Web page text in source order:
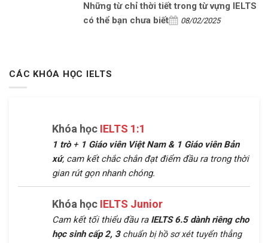
Những từ chỉ thời tiết trong từ vựng IELTS
có thể bạn chưa biết
08/02/2025
CÁC KHÓA HỌC IELTS
Khóa học IELTS 1:1
1 trò+ 1 Giáo viên Việt Nam & 1 Giáo viên Bản
xứ, cam kết chắc chắn đạt điểm đầu ra trong thời
gian rút gọn nhanh chóng.
Khóa học IELTS Junior
Cam kết tối thiểu đầu raIELTS 6.5 dành riêng cho
học sinh cấp 2, 3 chuẩn bị hồ sơ xét tuyển thẳng